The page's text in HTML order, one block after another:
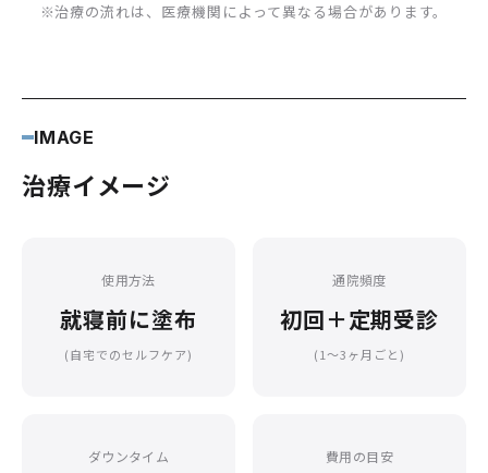
※治療の流れは、医療機関によって異なる場合があります。
IMAGE
治療イメージ
使用方法
就寝前に塗布
(自宅でのセルフケア)
通院頻度
初回＋定期受診
(1〜3ヶ月ごと)
ダウンタイム 費用の目安